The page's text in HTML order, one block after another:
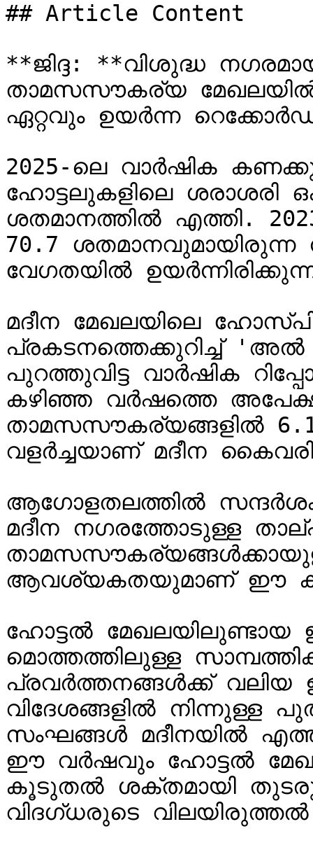
## Article Content
**ജിദ്ദ: **വിശുദ്ധ
താമസസൗകര്യ
ഏറ്റവും ഉയർന്ന
2025-ലെ വാർഷിക
ഹോട്ടലുകളിലെ ശരാശരി
ശതമാനത്തിൽ എത്തി.
70.7 ശതമാനവുമായിരുന്ന
വേഗതയിൽ
മദീന മേഖലയിലെ
പ്രകടനത്തെക്കുറിച്ച് 'അൽ മുഖർ
പുറത്തുവിട്ട വാർഷിക
കഴിഞ്ഞ വർഷത്തെ
താമസസൗകര്യങ്ങളിൽ
വളർച്ചയാണ് മദീന
ആഗോളതലത്തിൽ
മദീന നഗരത്തോടുള്ള
ആവശ്യകതയുമാണ് ഈ
ഹോട്ടൽ മേഖലയിലുണ്ടായ
മൊത്തത്തിലുള്ള
പ്രവർത്തനങ്ങൾക്ക്
വിദേശങ്ങളിൽ നിന്നുള്ള
സംഘങ്ങൾ മദീനയിൽ
ഈ വർഷവും ഹോട്ടൽ
കൂടുതൽ ശക്തമായി
വിദഗ്ധരുടെ